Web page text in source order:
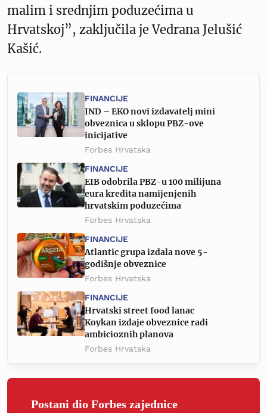
malim i srednjim poduzećima u
Hrvatskoj”, zaključila je Vedrana Jelušić
Kašić.
FINANCIJE
IND – EKO novi izdavatelj mini
obveznica u sklopu PBZ-ove
inicijative
Forbes Hrvatska
FINANCIJE
EIB odobrila PBZ-u 100 milijuna
eura kredita namijenjenih
hrvatskim poduzećima
Forbes Hrvatska
FINANCIJE
Atlantic grupa izdala nove 5-
godišnje obveznice
Forbes Hrvatska
FINANCIJE
Hrvatski street food lanac
Koykan izdaje obveznice radi
ambicioznih planova
Forbes Hrvatska
Postani dio Forbes zajednice